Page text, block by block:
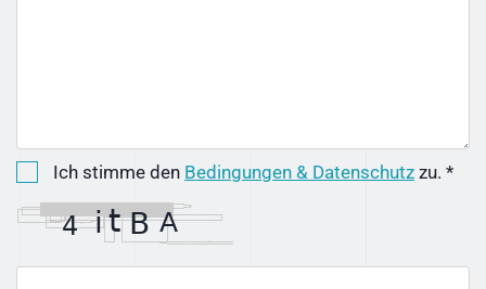
Ich stimme den Bedingungen & Datenschutz zu. *